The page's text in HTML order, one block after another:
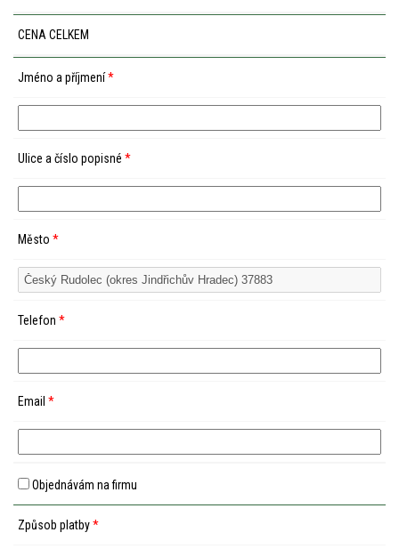
CENA CELKEM
Jméno a příjmení*
Ulice a číslo popisné *
Město *
Telefon *
Email *
Objednávám na firmu
Způsob platby*